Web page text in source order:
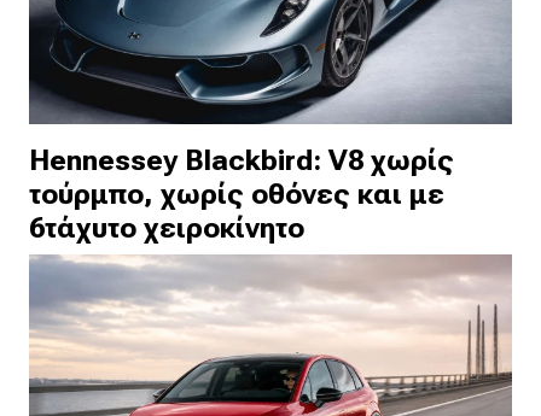
Hennessey Blackbird: V8 χωρίς
τούρμπο, χωρίς οθόνες και με
6τάχυτο χειροκίνητο